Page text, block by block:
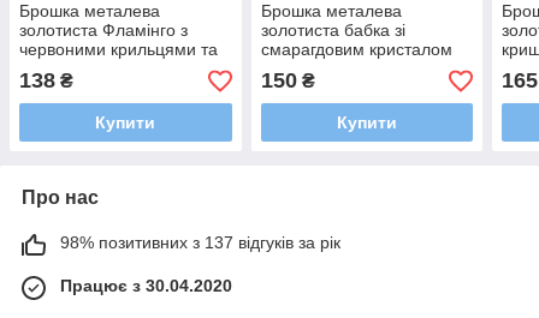
Брошка металева
золотиста Фламінго з
червоними крильцями та
стразами розмір виробу
55х25 мм
138 ₴
Купити
Брошка металева
золотиста бабка зі
смарагдовим кристалом
покрита кольоровою
емаллю розмір виробу
60х50 мм
150₴
Купити
165
Про нас
98% позитивних з 137 відгуків за рік
Працює з 30.04.2020